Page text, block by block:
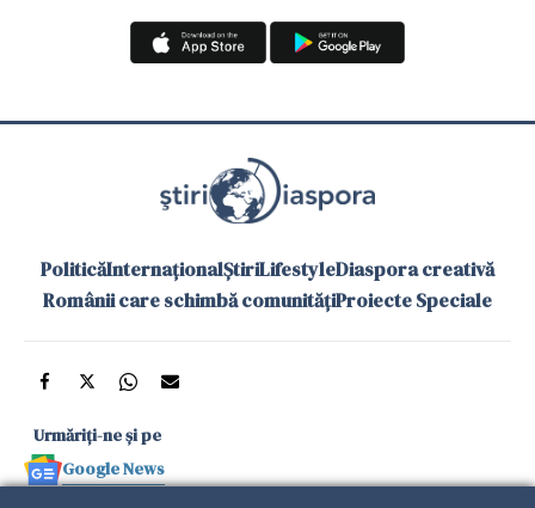
PoliticăInternaționalȘtiriLifestyleDiaspora creativă
Românii care schimbă comunitățiProiecte Speciale
Urmăriți-ne și pe
Google News